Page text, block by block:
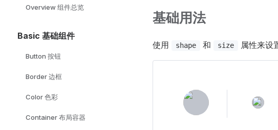
Overview 组件总览
Basic 基础组件
Button 按钮
Border 边框
Color 色彩
Container 布局容器
基础用法
使用 shape 和 size 属性来设